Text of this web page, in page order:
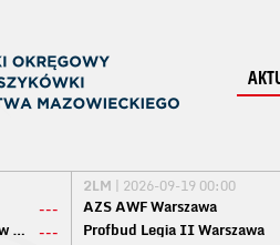
---
Sokół Grupa Avista Ostrów Maz. ---
2LM | 2026-09-19 00:00
AZS AWF Warszawa
Profbud Legia II Warszawa